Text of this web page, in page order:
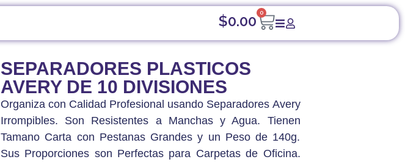
$0.00 0
SEPARADORES PLASTICOS
AVERY DE 10 DIVISIONES
Organiza con Calidad Profesional usando Separadores Avery
Irrompibles. Son Resistentes a Manchas y Agua. Tienen
Tamano Carta con Pestanas Grandes y un Peso de 140g.
Sus Proporciones son Perfectas para Carpetas de Oficina.